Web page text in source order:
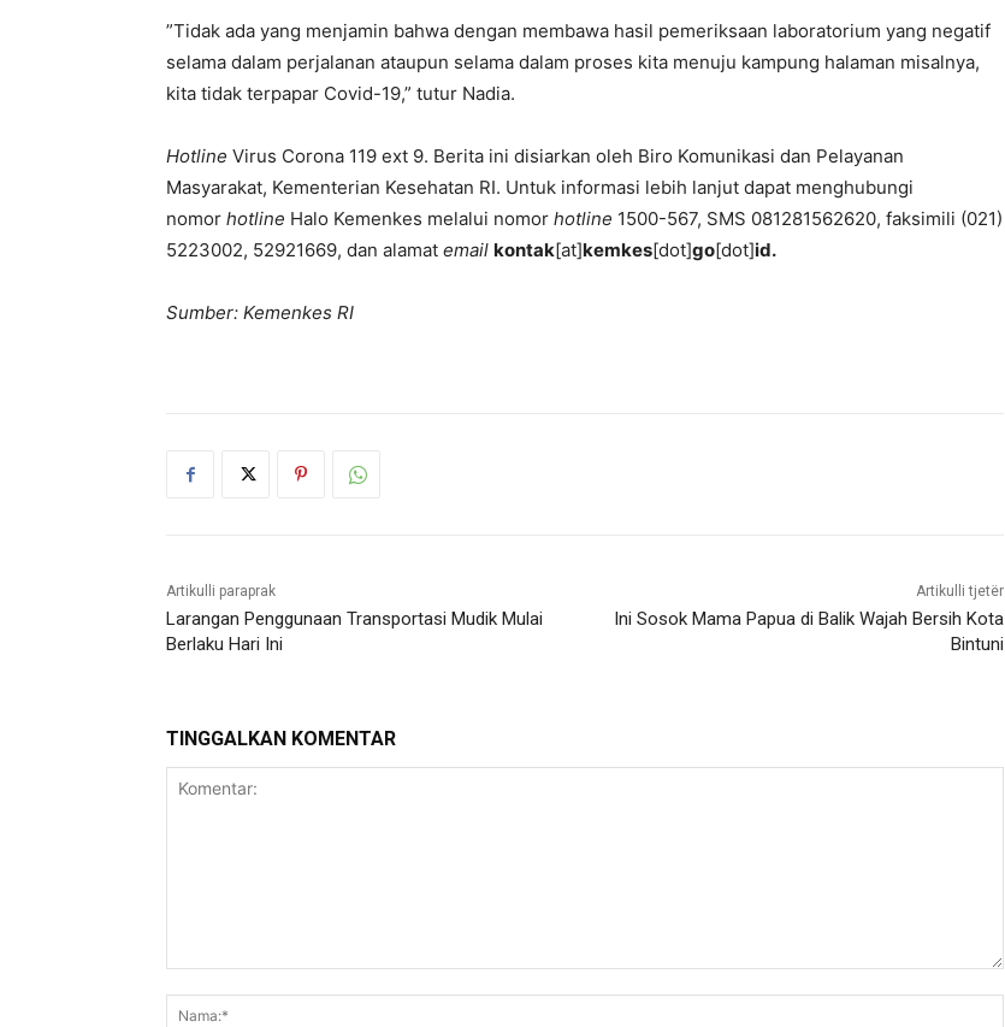
”Tidak ada yang menjamin bahwa dengan membawa hasil pemeriksaan laboratorium yang negatif
selama dalam perjalanan ataupun selama dalam proses kita menuju kampung halaman misalnya,
kita tidak terpapar Covid-19,” tutur Nadia.
Hotline Virus Corona 119 ext 9. Berita ini disiarkan oleh Biro Komunikasi dan Pelayanan
Masyarakat, Kementerian Kesehatan RI. Untuk informasi lebih lanjut dapat menghubungi
nomor hotline Halo Kemenkes melalui nomor hotline 1500-567, SMS 081281562620, faksimili (021)
5223002, 52921669, dan alamat email kontak[at]kemkes[dot]go[dot]id.
Sumber: Kemenkes RI
Artikulli paraprak
Larangan Penggunaan Transportasi Mudik Mulai
Berlaku Hari Ini
Artikulli tjetër
Ini Sosok Mama Papua di Balik Wajah Bersih Kota
Bintuni
TINGGALKAN KOMENTAR